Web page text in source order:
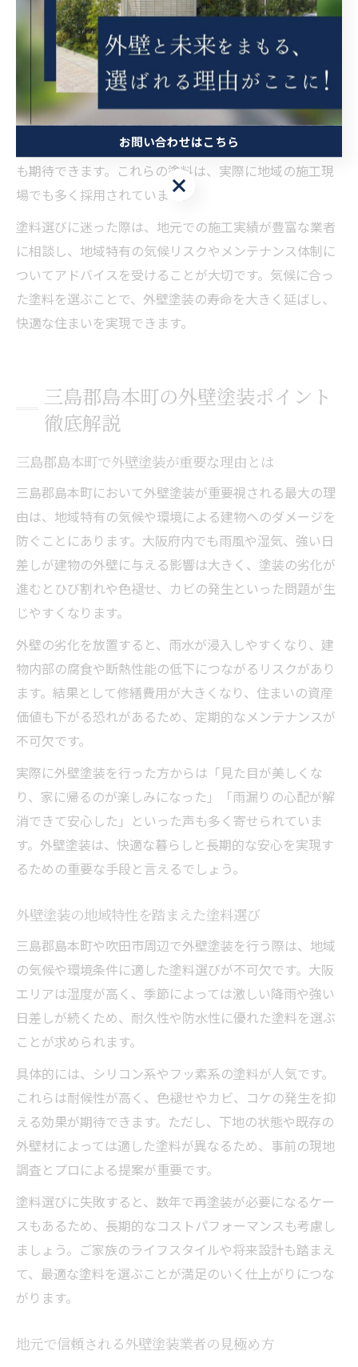
優れた塗料を選ぶことが、外壁塗装を長持ちさせるカギ
となります。
例えば、シリコンやフッ素系、無機系塗料は紫外線によ
る色褪せや雨水による劣化に強く、長期間にわたり外壁
の美観と保護機能を維持します。さらに、遮熱塗料を選
択することで、夏場の室内温度上昇を抑え、省エネ効果
も期待できます。これらの塗料は、実際に地域の施工現
場でも多く採用されています。
塗料選びに迷った際は、地元での施工実績が豊富な業者
に相談し、地域特有の気候リスクやメンテナンス体制に
ついてアドバイスを受けることが大切です。気候に合っ
た塗料を選ぶことで、外壁塗装の寿命を大きく延ばし、
快適な住まいを実現できます。
三島郡島本町の外壁塗装ポイント
徹底解説
三島郡島本町で外壁塗装が重要な理由とは
三島郡島本町において外壁塗装が重要視される最大の理
由は、地域特有の気候や環境による建物へのダメージを
防ぐことにあります。大阪府内でも雨風や湿気、強い日
差しが建物の外壁に与える影響は大きく、塗装の劣化が
進むとひび割れや色褪せ、カビの発生といった問題が生
じやすくなります。
外壁の劣化を放置すると、雨水が浸入しやすくなり、建
物内部の腐食や断熱性能の低下につながるリスクがあり
ます。結果として修繕費用が大きくなり、住まいの資産
価値も下がる恐れがあるため、定期的なメンテナンスが
不可欠です。
実際に外壁塗装を行った方からは「見た目が美しくな
り、家に帰るのが楽しみになった」「雨漏りの心配が解
消できて安心した」といった声も多く寄せられていま
す。外壁塗装は、快適な暮らしと長期的な安心を実現す
るための重要な手段と言えるでしょう。
外壁塗装の地域特性を踏まえた塗料選び
三島郡島本町や吹田市周辺で外壁塗装を行う際は、地域
の気候や環境条件に適した塗料選びが不可欠です。大阪
エリアは湿度が高く、季節によっては激しい降雨や強い
日差しが続くため、耐久性や防水性に優れた塗料を選ぶ
ことが求められます。
具体的には、シリコン系やフッ素系の塗料が人気です。
これらは耐候性が高く、色褪せやカビ、コケの発生を抑
える効果が期待できます。ただし、下地の状態や既存の
外壁材によっては適した塗料が異なるため、事前の現地
調査とプロによる提案が重要です。
塗料選びに失敗すると、数年で再塗装が必要になるケー
スもあるため、長期的なコストパフォーマンスも考慮し
ましょう。ご家族のライフスタイルや将来設計も踏まえ
て、最適な塗料を選ぶことが満足のいく仕上がりにつな
がります。
地元で信頼される外壁塗装業者の見極め方
お問い合わせはこちら
お問い合わせはこちら